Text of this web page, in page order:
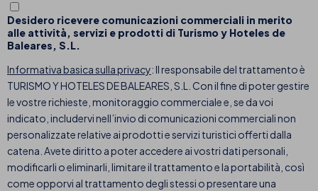
Desidero ricevere comunicazioni commerciali in merito
alle attività, servizi e prodotti di Turismo y Hoteles de
Baleares, S.L.
Informativa basica sulla privacy: Il responsabile del trattamento è
TURISMO Y HOTELES DE BALEARES, S.L. Con il fine di poter gestire
le vostre richieste, monitoraggio commerciale e, se da voi
indicato, includervi nell’invio di comunicazioni commerciali non
personalizzate relative ai prodotti e servizi turistici offerti dalla
catena. Avete diritto a poter accedere ai vostri dati personali,
modificarli o eliminarli, limitare il trattamento e la portabilità, così
come opporvi al trattamento degli stessi o presentare una